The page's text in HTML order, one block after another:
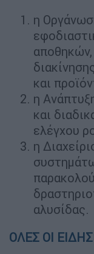
η
αποθηκών,
και
η
και
ελέγχου
η
αλυσίδας.
ΟΛΕΣ ΟΙ